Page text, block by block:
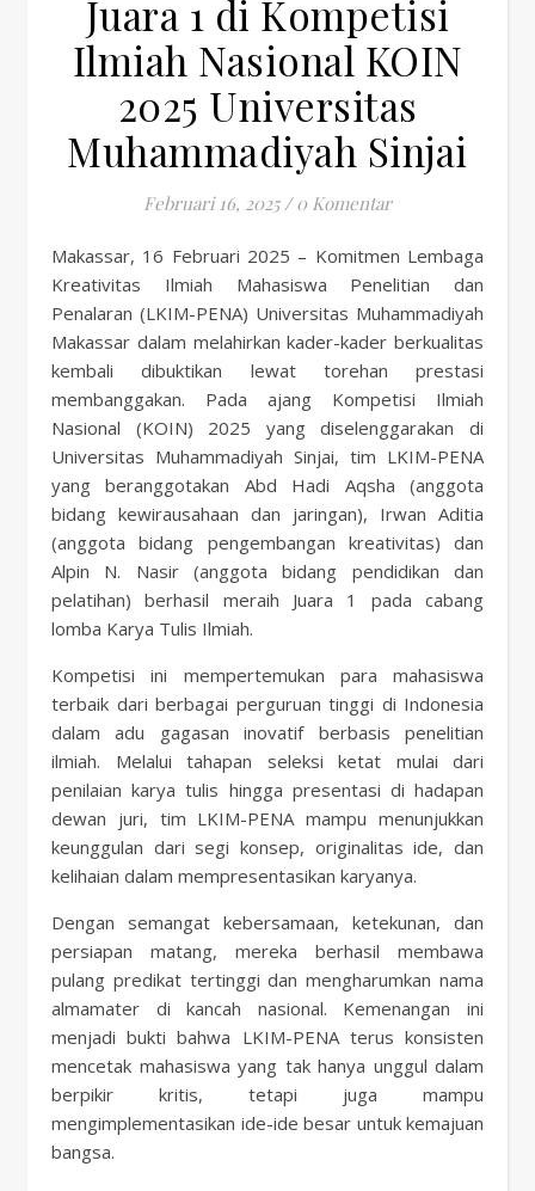
Juara 1 di Kompetisi
Ilmiah Nasional KOIN
2025 Universitas
Muhammadiyah Sinjai
Februari 16, 2025 / 0 Komentar
Makassar, 16 Februari 2025 – Komitmen Lembaga
Kreativitas Ilmiah Mahasiswa Penelitian dan
Penalaran (LKIM-PENA) Universitas Muhammadiyah
Makassar dalam melahirkan kader-kader berkualitas
kembali dibuktikan lewat torehan prestasi
membanggakan. Pada ajang Kompetisi Ilmiah
Nasional (KOIN) 2025 yang diselenggarakan di
Universitas Muhammadiyah Sinjai, tim LKIM-PENA
yang beranggotakan Abd Hadi Aqsha (anggota
bidang kewirausahaan dan jaringan), Irwan Aditia
(anggota bidang pengembangan kreativitas) dan
Alpin N. Nasir (anggota bidang pendidikan dan
pelatihan) berhasil meraih Juara 1 pada cabang
lomba Karya Tulis Ilmiah.
Kompetisi ini mempertemukan para mahasiswa
terbaik dari berbagai perguruan tinggi di Indonesia
dalam adu gagasan inovatif berbasis penelitian
ilmiah. Melalui tahapan seleksi ketat mulai dari
penilaian karya tulis hingga presentasi di hadapan
dewan juri, tim LKIM-PENA mampu menunjukkan
keunggulan dari segi konsep, originalitas ide, dan
kelihaian dalam mempresentasikan karyanya.
Dengan semangat kebersamaan, ketekunan, dan
persiapan matang, mereka berhasil membawa
pulang predikat tertinggi dan mengharumkan nama
almamater di kancah nasional. Kemenangan ini
menjadi bukti bahwa LKIM-PENA terus konsisten
mencetak mahasiswa yang tak hanya unggul dalam
berpikir kritis, tetapi juga mampu
mengimplementasikan ide-ide besar untuk kemajuan
bangsa.